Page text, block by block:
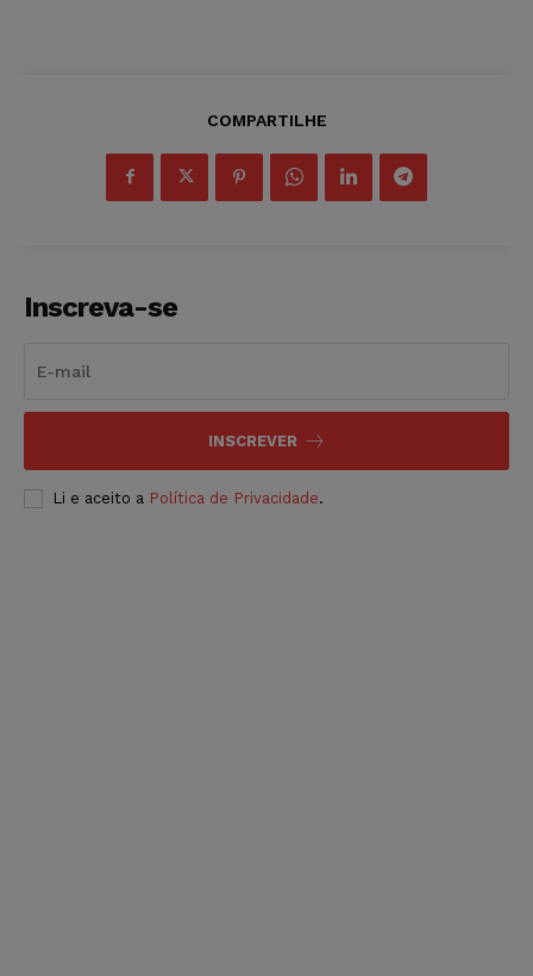
COMPARTILHE
Inscreva-se
INSCREVER
Li e aceito a Política de Privacidade.